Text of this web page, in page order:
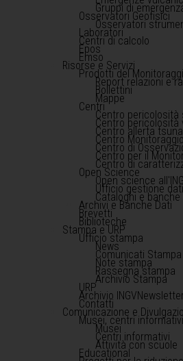
Gruppi di
Osservatori Geofisici
Osservatori
Laboratori
Centri di calcolo
Epos
Emso
Risorse e Servizi
Prodotti del
Report relazioni e
Bollettini
Mappe
Centri
Centro pericolosità
Centro pericolosità
Centro allerta
Centro
Centro di
Centro per il
Centro di
Open Science
Open science
Ufficio gestione dati
Cataloghi e banche
Archivi e Banche Dati
Brevetti
Biblioteche
Stampa e URP
Ufficio stampa
News
Comunicati Stampa
Note stampa
Rassegna stampa
Archivio Stampa
URP
Archivio INGVNewsletter
Contatti
Comunicazione e
Musei, centri
Musei
Centri informativi
Attività con scuole
Educational